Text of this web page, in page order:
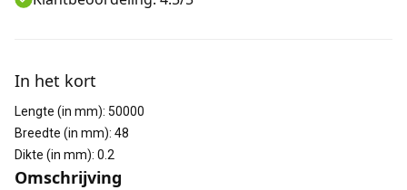
In het kort
Lengte (in mm): 50000
Breedte (in mm): 48
Dikte (in mm): 0.2
Omschrijving